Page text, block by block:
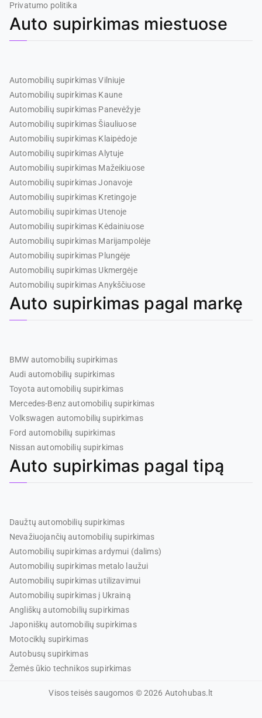
Privatumo politika
Auto supirkimas miestuose
Automobilių supirkimas Vilniuje
Automobilių supirkimas Kaune
Automobilių supirkimas Panevėžyje
Automobilių supirkimas Šiauliuose
Automobilių supirkimas Klaipėdoje
Automobilių supirkimas Alytuje
Automobilių supirkimas Mažeikiuose
Automobilių supirkimas Jonavoje
Automobilių supirkimas Kretingoje
Automobilių supirkimas Utenoje
Automobilių supirkimas Kėdainiuose
Automobilių supirkimas Marijampolėje
Automobilių supirkimas Plungėje
Automobilių supirkimas Ukmergėje
Automobilių supirkimas Anykščiuose
Auto supirkimas pagal markę
BMW automobilių supirkimas
Audi automobilių supirkimas
Toyota automobilių supirkimas
Mercedes-Benz automobilių supirkimas
Volkswagen automobilių supirkimas
Ford automobilių supirkimas
Nissan automobilių supirkimas
Auto supirkimas pagal tipą
Daužtų automobilių supirkimas
Nevažiuojančių automobilių supirkimas
Automobilių supirkimas ardymui (dalims)
Automobilių supirkimas metalo laužui
Automobilių supirkimas utilizavimui
Automobilių supirkimas į Ukrainą
Angliškų automobilių supirkimas
Japoniškų automobilių supirkimas
Motociklų supirkimas
Autobusų supirkimas
Žemės ūkio technikos supirkimas
Visos teisės saugomos © 2026 Autohubas.lt